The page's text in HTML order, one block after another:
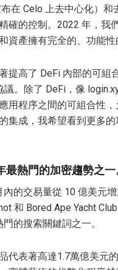
在 Celo 上去中心化）
確的控制。2022 年，我
資產擁有完全的、功能性
提高了 DeFi 內部的可組
。除了 DeFi，像
用程序之間的可組合性
集成，我希望看到更多
最熱門的加密趨勢之一
的交易量從 10 億美元
和 Bored Ape Yacht
的搜索關鍵詞之一。
代表著高達1.7萬億美元